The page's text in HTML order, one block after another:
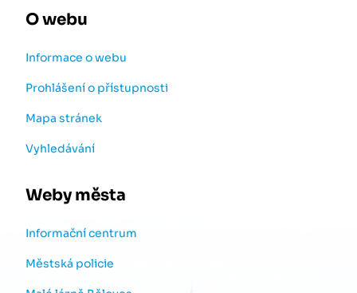
O webu
Informace o webu
Prohlášení o přístupnosti
Mapa stránek
Vyhledávání
Weby města
Informační centrum
Městská policie